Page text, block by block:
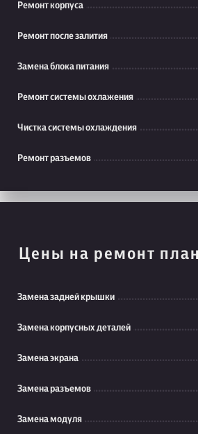
Ремонт корпуса
Ремонт после залития
Замена блока питания
Ремонт системы охлажения
Чистка системы охлаждения
Ремонт разъемов
Цены на ремонт
Замена задней крышки
Замена корпусных деталей
Замена экрана
Замена разъемов
Замена модуля